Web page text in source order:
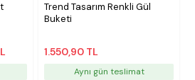
Trend Tasarım Renkli Gül
Buketi
1.550,90 TL
Aynı gün teslimat